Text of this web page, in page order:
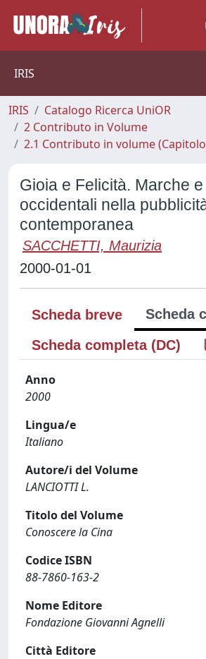
IRIS
IRIS
Catalogo Ricerca UniOR
2 Contributo in Volume
2.1 Contributo in volume
Gioia e Felicità. Marche
occidentali nella
contemporanea
SACCHETTI, Maurizia
2000-01-01
Scheda breve
Scheda
Scheda completa (DC)
Anno
2000
Lingua/e
Italiano
Autore/i del Volume
LANCIOTTI L.
Titolo del Volume
Conoscere la Cina
Codice ISBN
88-7860-163-2
Nome Editore
Fondazione Giovanni Agnelli
Città Editore